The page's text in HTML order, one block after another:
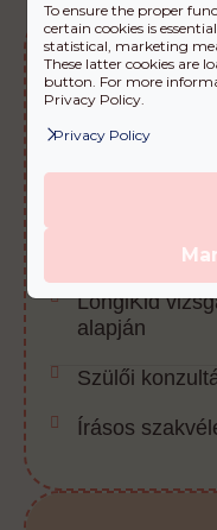
LongiKid
alapján
Szülői
Írásos
To ensure the proper
certain cookies is
statistical, marketing
These latter cookies are
button. For more
Privacy Policy.
Privacy Policy